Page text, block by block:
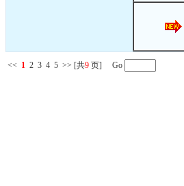
<< 1 2 3 4 5 >> [共9 页] Go